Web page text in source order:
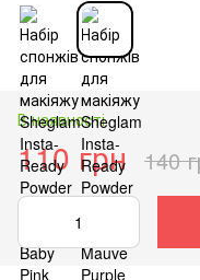
В наявності
110 грн 140